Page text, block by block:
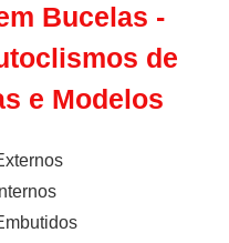
Bucelas -
de
e Modelos